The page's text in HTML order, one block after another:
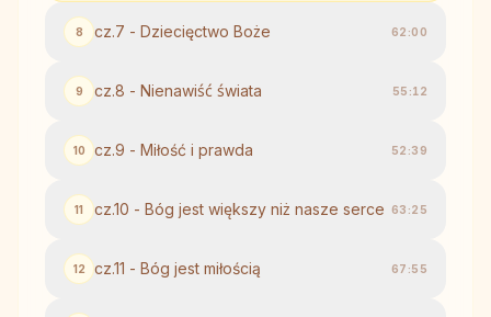
8 cz.7 - Dziecięctwo Boże 62:00
9 cz.8 - Nienawiść świata 55:12
10 cz.9 - Miłość i prawda 52:39
11 cz.10 - Bóg jest większy niż nasze serce 63:25
12 cz.11 - Bóg jest miłością 67:55